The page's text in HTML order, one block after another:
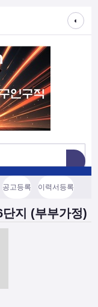
◐
공고등록 이력서등록
지 (부부가정)